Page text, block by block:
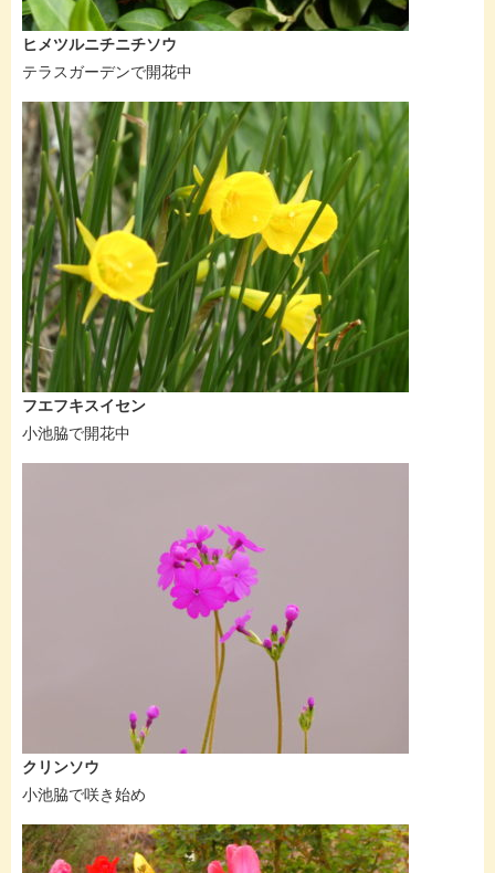
ヒメツルニチニチソウ
テラスガーデンで開花中
フエフキスイセン
小池脇で開花中
クリンソウ
小池脇で咲き始め